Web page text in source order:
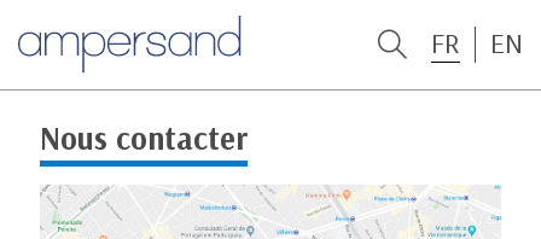
FR EN
Nous contacter